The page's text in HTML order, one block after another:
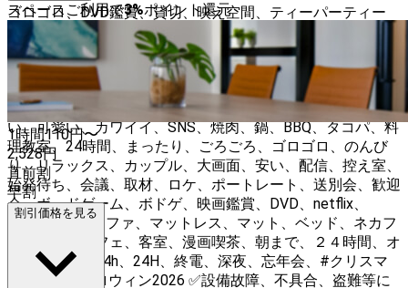
ゴロゴロ、DVD鑑賞、貸切、映え空間、ティーパーティー
、パーティー、子連れOK、キッズスペース、ベビー 、赤ち
ゃん、誕生日会、ホームパーティー、飲み会、女子会、ママ
会、子連れ、オフ会、交流会、ミートアップ、推し会、
VLIVE、デート、合コン、撮影、ネイル、施術、コスプレ、
オフ会、サプライズ、おしゃれ、オシャレ、お洒落、かわい
い、可愛い、カワイイ、SNS、焼肉、鍋、BBQ、タコパ、料
理教室、24時間、まったり、ごろごろ、ゴロゴロ、のんび
り、リラックス、カップル、大画面、安い、配信、控え室、
始発待ち、会議、取材、ロケ、ポートレート、送別会、歓迎
会、ボードゲーム、ボドゲ、映画鑑賞、DVD、netflix、
hulu、観戦、ソファ、マットレス、マット、ベッド、ネカフ
ェ、ネットカフェ、客室、漫画喫茶、朝まで、２４時間、オ
ールナイト、24h、24H、終電、深夜、忘年会、#クリスマ
ス2026、#ハロウィン2026 ✅設備故障、不具合、盗難等に
スペースご利用で3%ポイント還元
1時間110円〜
2,528円
直前割
早割
割引価格を見る